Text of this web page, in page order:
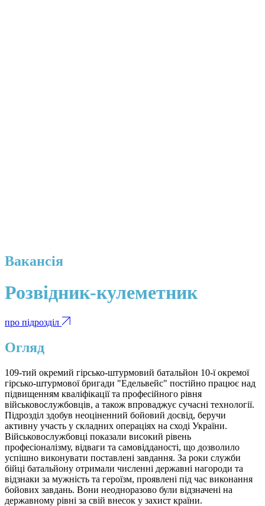
Вакансія
Розвідник-кулеметник
про підрозділ
Огляд
109-тий окремий гірсько-штурмовий батальйон 10-ї окремої
гірсько-штурмової бригади "Едельвейс" постійно працює над
підвищенням кваліфікації та професійного рівня
військовослужбовців, а також впроваджує сучасні технології.
Підрозділ здобув неоціненний бойовий досвід, беручи
активну участь у складних операціях на сході України.
Військовослужбовці показали високий рівень
професіоналізму, відваги та самовідданості, що дозволило
успішно виконувати поставлені завдання. За роки служби
бійці батальйону отримали численні державні нагороди та
відзнаки за мужність та героїзм, проявлені під час виконання
бойових завдань. Вони неодноразово були відзначені на
державному рівні за свій внесок у захист країни.